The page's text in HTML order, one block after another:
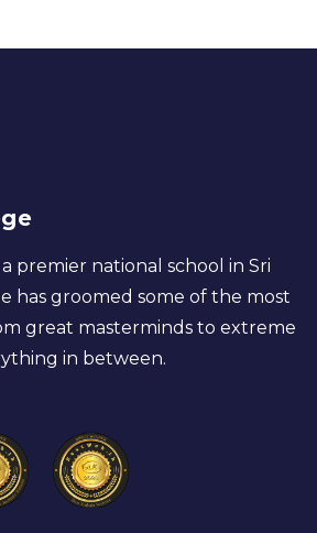
premier national school in Sri
has groomed some of the most
great masterminds to extreme
in between.